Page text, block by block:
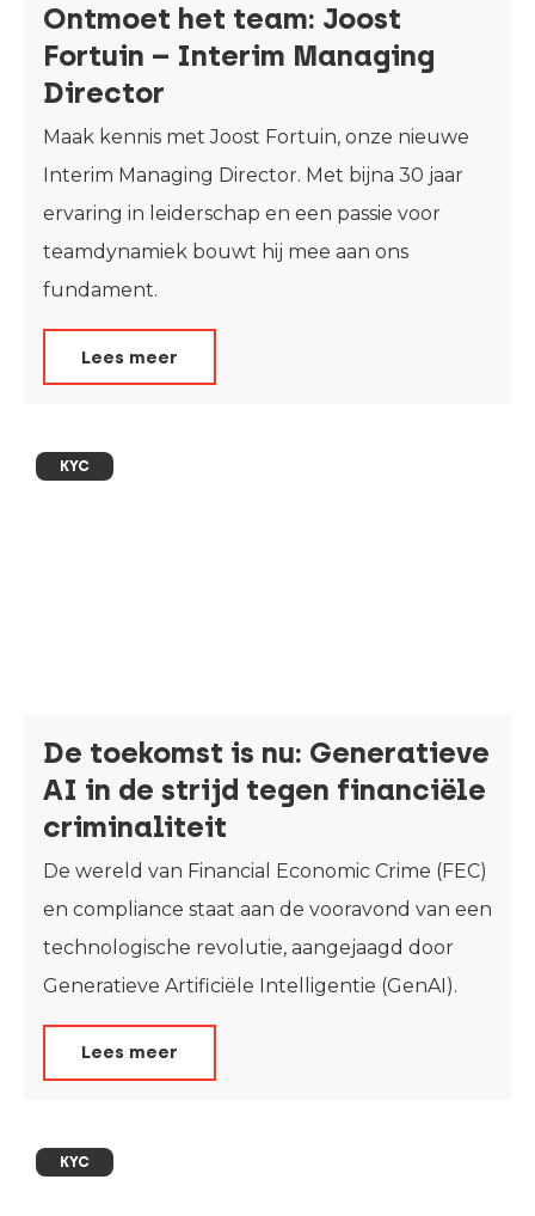
Ontmoet het team: Joost
Fortuin – Interim Managing
Director
Maak kennis met Joost Fortuin, onze nieuwe
Interim Managing Director. Met bijna 30 jaar
ervaring in leiderschap en een passie voor
teamdynamiek bouwt hij mee aan ons
fundament.
Lees meer
KYC
De toekomst is nu: Generatieve
AI in de strijd tegen financiële
criminaliteit
De wereld van Financial Economic Crime (FEC)
en compliance staat aan de vooravond van een
technologische revolutie, aangejaagd door
Generatieve Artificiële Intelligentie (GenAI).
Lees meer
KYC